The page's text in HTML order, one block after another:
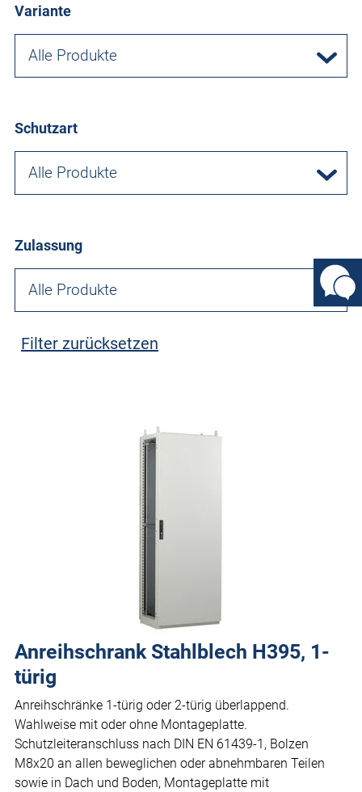
Variante
Alle Produkte
Schutzart
Alle Produkte
Zulassung
Alle Produkte
Filter zurücksetzen
Anreihschrank Stahlblech H395, 1-
türig
Anreihschränke 1-türig oder 2-türig überlappend.
Wahlweise mit oder ohne Montageplatte.
Schutzleiteranschluss nach DIN EN 61439-1, Bolzen
M8x20 an allen beweglichen oder abnehmbaren Teilen
sowie in Dach und Boden, Montageplatte mit